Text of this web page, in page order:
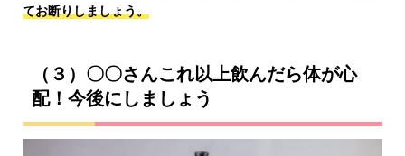
てお断りしましょう。
（３）〇〇さんこれ以上飲んだら体が心
配！今後にしましょう